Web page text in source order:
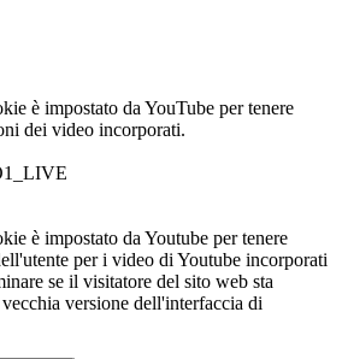
è impostato da YouTube per tenere
dei video incorporati.
è impostato da Youtube per tenere
per i video di Youtube incorporati
se il visitatore del sito web sta
versione dell'interfaccia di